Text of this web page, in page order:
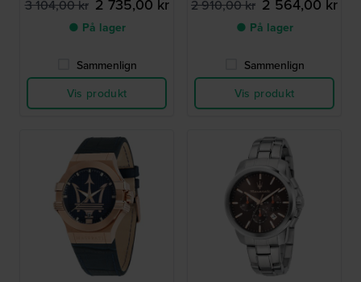
3 104,00 kr 2 735,00 kr
● På lager
Sammenlign
Vis produkt
2 910,00 kr 2 564,00 kr
● På lager
Sammenlign
Vis produkt